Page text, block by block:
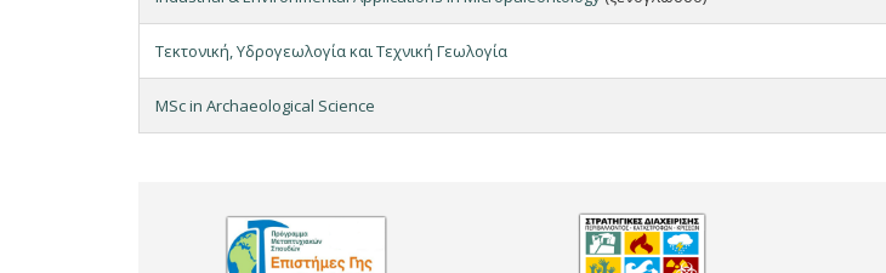
Τεκτονική, Υδρογεωλογία και Τεχνική Γεωλογία
MSc in Archaeological Science